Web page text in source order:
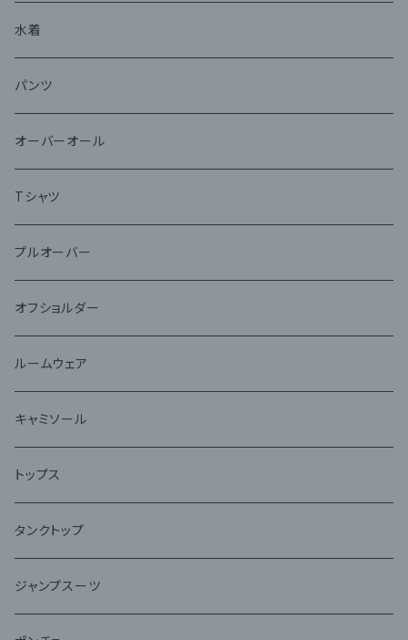
水着
パンツ
オーバーオール
Tシャツ
プルオーバー
オフショルダー
ルームウェア
キャミソール
トップス
タンクトップ
ジャンプスーツ